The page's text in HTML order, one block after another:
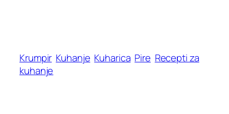
Krumpir Kuhanje Kuharica Pire Recepti za
kuhanje